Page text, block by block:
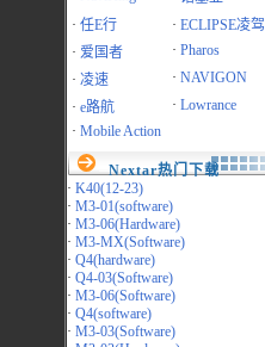
· 任E行 · ECLIPSE凌驾
· 爱国者 · Pharos
· 凌速 · NAVIGON
· e路航 · Lowrance
· Mobile Action
Nextar热门下载
· K40(12-23)
· M3-01(software)
· M3-06(Hardware)
· M3-MX(Software)
· Q4(hardware)
· Q4-03(Software)
· M3-06(Software)
· Q4(software)
· M3-03(Software)